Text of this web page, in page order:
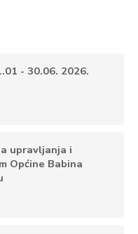
- 30.06. 2026.
upravljanja i
Općine Babina